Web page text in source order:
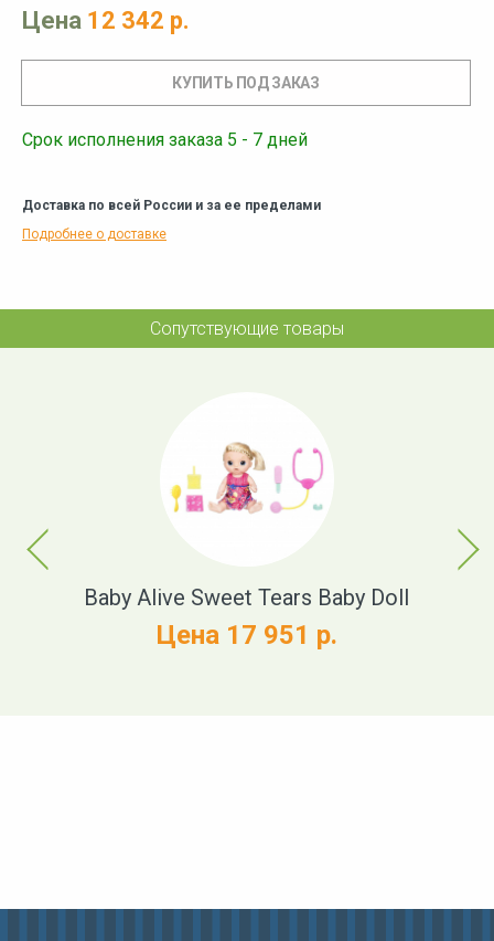
Цена 12 342 р.
Срок исполнения заказа 5 - 7 дней
Доставка по всей России и за ее пределами
Подробнее о доставке
Сопутствующие товары
Previous
Baby Alive Sweet Tears Baby Doll
Цена 17 951 р.
Next